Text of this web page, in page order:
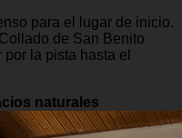
para el lugar de inicio.
de San Benito
la pista hasta el
naturales